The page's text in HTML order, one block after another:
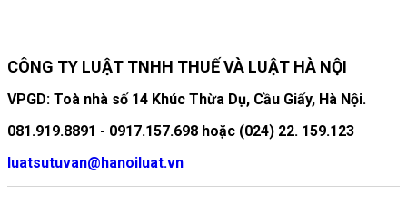
CÔNG TY LUẬT TNHH THUẾ VÀ LUẬT HÀ NỘI
VPGD: Toà nhà số 14 Khúc Thừa Dụ, Cầu Giấy, Hà Nội.
081.919.8891 - 0917.157.698 hoặc (024) 22. 159.123
luatsutuvan@hanoiluat.vn